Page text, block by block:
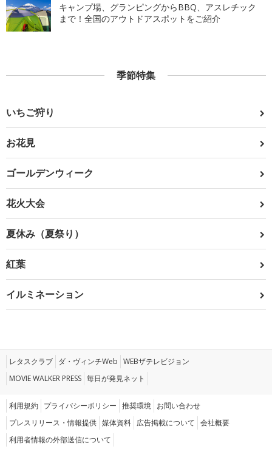
キャンプ場、グランピングからBBQ、アスレチック
まで！全国のアウトドアスポットをご紹介
季節特集
いちご狩り
お花見
ゴールデンウィーク
花火大会
夏休み（夏祭り）
紅葉
イルミネーション
レタスクラブ ダ・ヴィンチWeb WEBザテレビジョン
MOVIE WALKER PRESS 毎日が発見ネット
利用規約 プライバシーポリシー 推奨環境 お問い合わせ
プレスリリース・情報提供 媒体資料 広告掲載について 会社概要
利用者情報の外部送信について